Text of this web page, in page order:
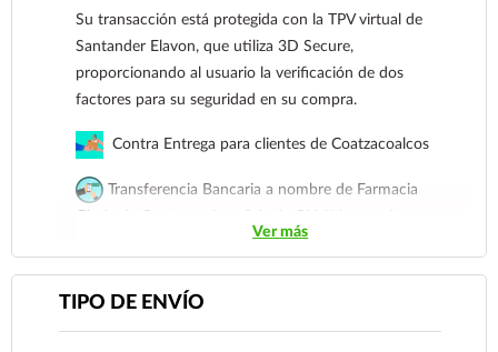
Su transacción está protegida con la TPV virtual de
Santander Elavon, que utiliza 3D Secure,
proporcionando al usuario la verificación de dos
factores para su seguridad en su compra.
Contra Entrega para clientes de Coatzacoalcos
Transferencia Bancaria a nombre de Farmacia
cuenta: Clave: 014854655008143954
Para esta forma de pago el cliente deberá enviar su
comprobante de pago a al siguiente correo
Ver más
TIPO DE ENVÍO